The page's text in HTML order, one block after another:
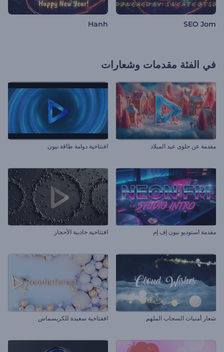
SEO Jom
Hanh
في الفئة مقدمات وشعارات
مقدمة عن حلوى عيد الميلاد افتتاحية دوامة طاقة نيون
مقدمة استوديو نيون إف إم افتتاحية جاذبية الأحجار
شعار أمنيات السحاب الملهم اففتاحية سعيدة للكريسماس